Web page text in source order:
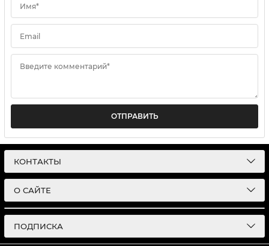
Имя*
Email
Введите комментарий*
ОТПРАВИТЬ
КОНТАКТЫ
О САЙТЕ
ПОДПИСКА